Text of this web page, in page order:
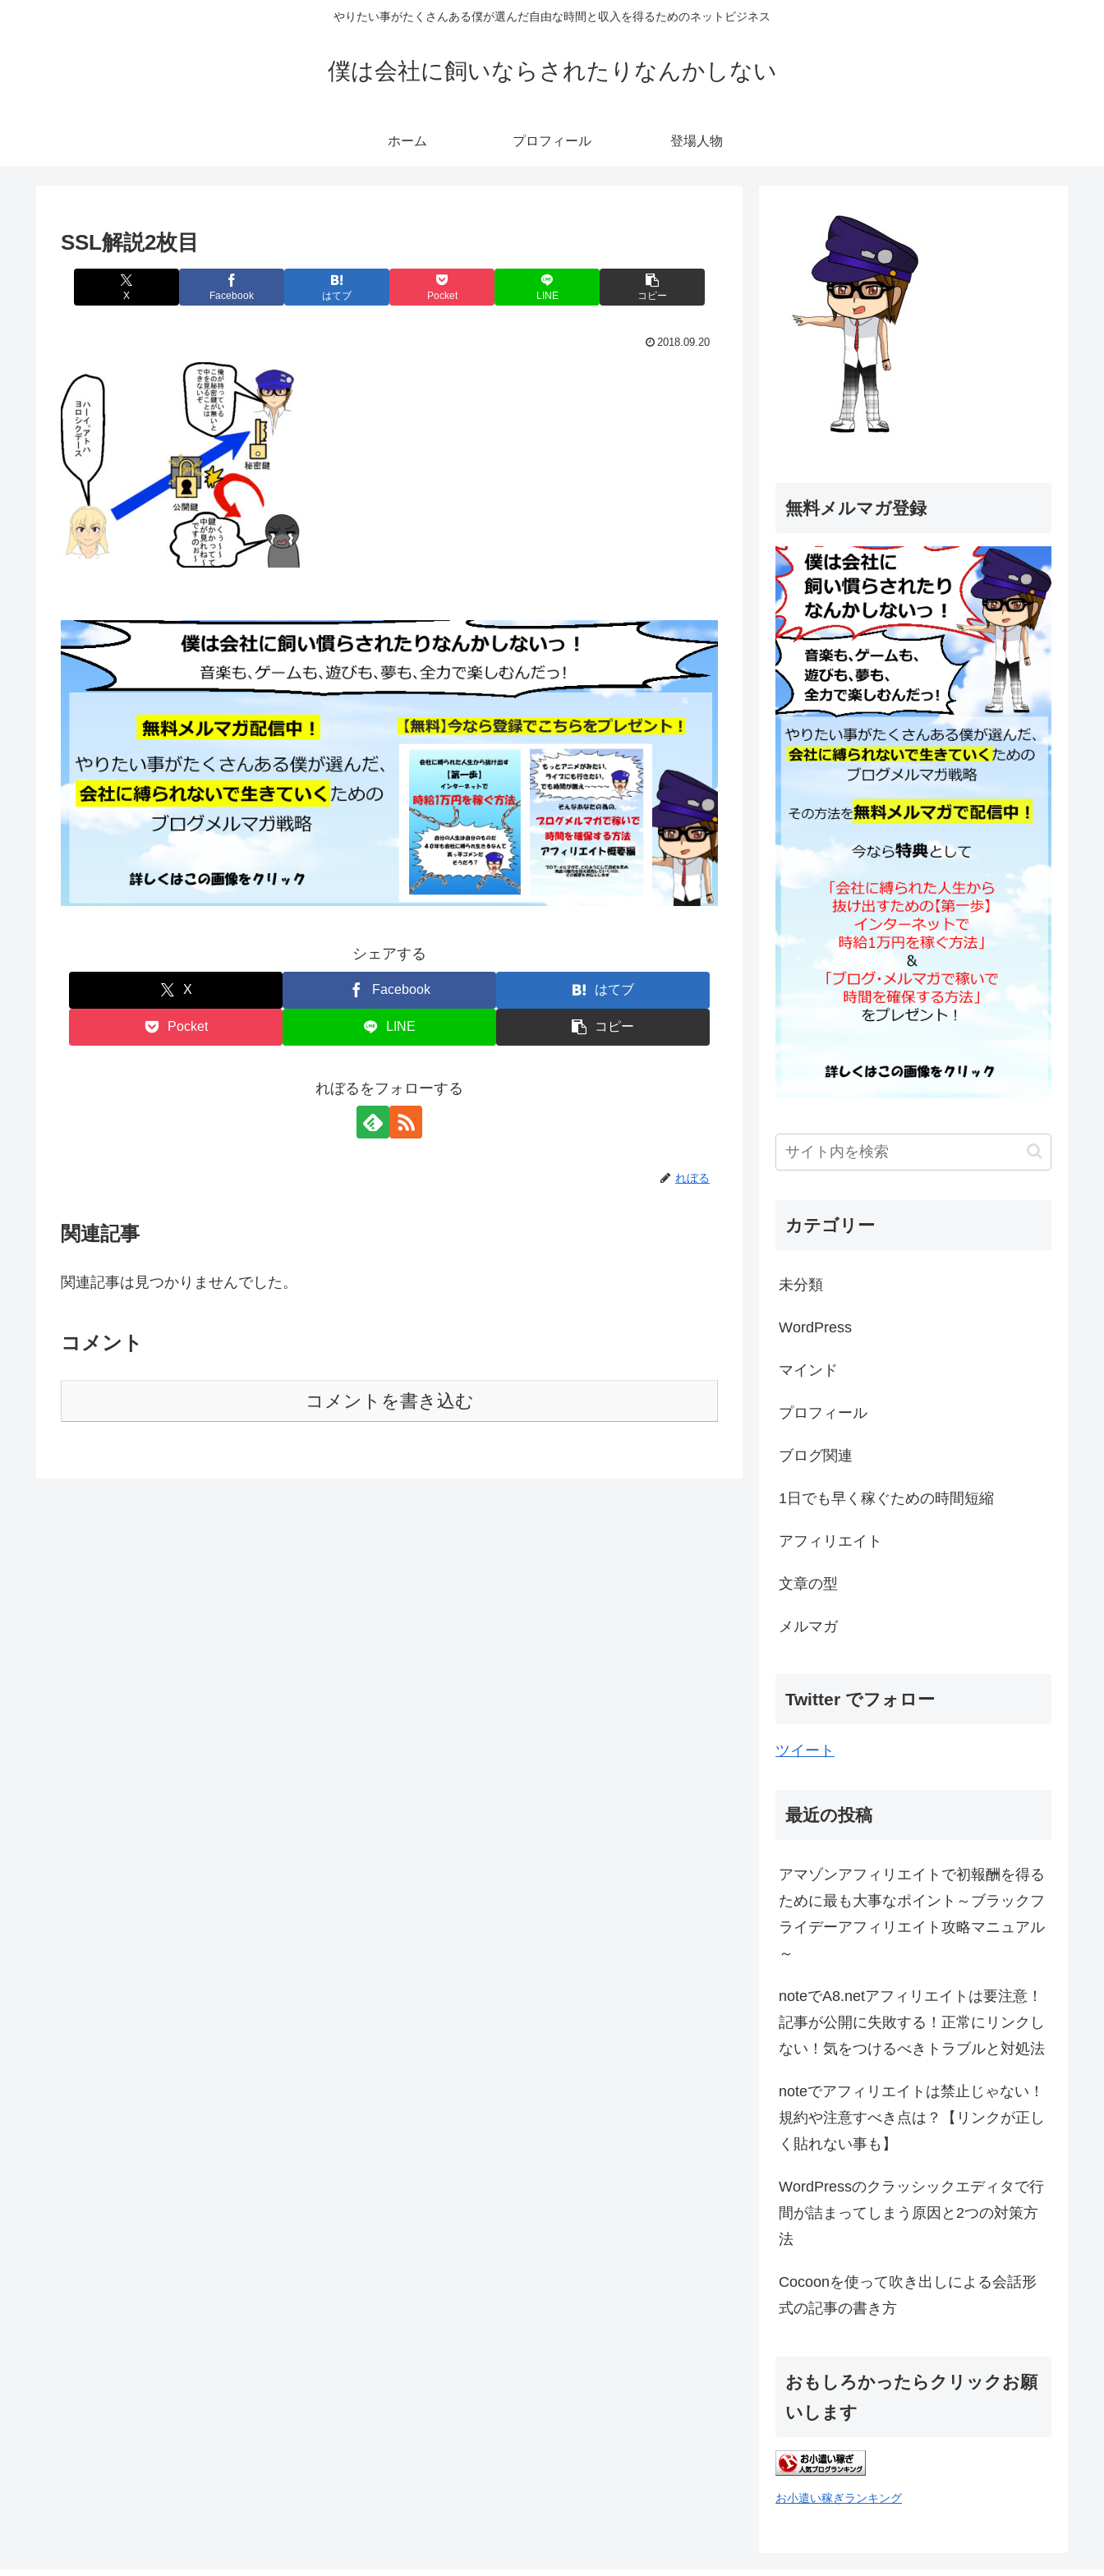
やりたい事がたくさんある僕が選んだ自由な時間と収入を得るためのネットビジネス
僕は会社に飼いならされたりなんかしない
ホーム プロフィール 登場人物
SSL解説2枚目
X Facebook はてブ Pocket LINE コピー
2018.09.20
シェアする
X Facebook はてブ
Pocket LINE コピー
れぼるをフォローする
れぼる
関連記事
関連記事は見つかりませんでした。
コメント
コメントを書き込む
無料メルマガ登録
カテゴリー
未分類
WordPress
マインド
プロフィール
ブログ関連
1日でも早く稼ぐための時間短縮
アフィリエイト
文章の型
メルマガ
Twitter でフォロー
ツイート
最近の投稿
アマゾンアフィリエイトで初報酬を得る
ために最も大事なポイント～ブラックフ
ライデーアフィリエイト攻略マニュアル
～
noteでA8.netアフィリエイトは要注意！
記事が公開に失敗する！正常にリンクし
ない！気をつけるべきトラブルと対処法
noteでアフィリエイトは禁止じゃない！
規約や注意すべき点は？【リンクが正し
く貼れない事も】
WordPressのクラッシックエディタで行
間が詰まってしまう原因と2つの対策方
法
Cocoonを使って吹き出しによる会話形
式の記事の書き方
おもしろかったらクリックお願
いします
お小遣い稼ぎランキング